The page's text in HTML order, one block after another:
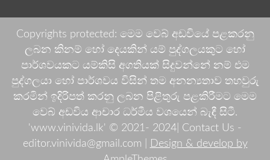
Copyrights protected: මෙම වෙබ් අඩවියේ පළකරනු
ලබන කිනම් හෝ දෙයකින් යම් පුද්ගලයකුට හෝ
පාර්ශවයකට යම්කිසි අගතියක් සිදුවන්නේ නම් එම
පුද්ගලයා හෝ පාර්ශවය විසින් තම අනන්‍යතාව තහවුරු
කරමින් ඉදිරිපත් කරනු ලබන පිළිතුරු පළකිරීමට මෙම
වෙබ් අඩවිය ආචාර ධර්මීය වශයෙන් බැඳී සිටී.
'www.vinivida.lk' © 2021- 2024| Contact Us -
editor.vinivida@gmail.com |
Design & develop by